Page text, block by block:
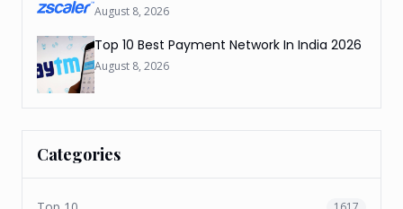
August 8, 2026
Top 10 Best Payment Network In India 2026
August 8, 2026
Categories